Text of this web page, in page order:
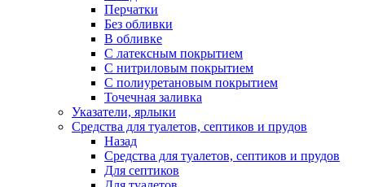
Перчатки
Без обливки
В обливке
С латексным покрытием
С нитриловым покрытием
С полиуретановым покрытием
Точечная заливка
Указатели, ярлыки
Средства для туалетов, септиков и прудов
Назад
Средства для туалетов, септиков и прудов
Для септиков